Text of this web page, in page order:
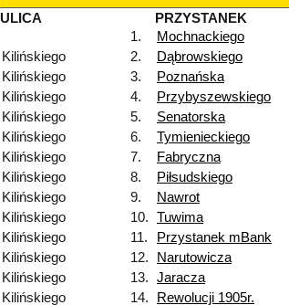
ULICA
PRZYSTANEK
1.
Mochnackiego
Kilińskiego
2. Dąbrowskiego
Kilińskiego
3. Poznańska
Kilińskiego
4. Przybyszewskiego
Kilińskiego
5. Senatorska
Kilińskiego
6. Tymienieckiego
Kilińskiego
7. Fabryczna
Kilińskiego
8. Piłsudskiego
Kilińskiego
9. Nawrot
Kilińskiego
10. Tuwima
Kilińskiego
11. Przystanek mBank
Kilińskiego
12. Narutowicza
Kilińskiego
13. Jaracza
Kilińskiego
14. Rewolucji 1905r.